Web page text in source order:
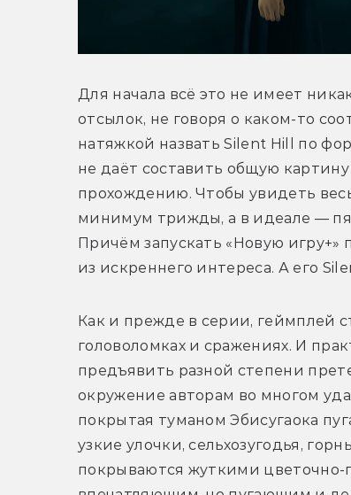
Для начала всё это не имеет
отсылок, не говоря о каком-то
натяжкой назвать Silent Hill по
не даёт составить общую
прохождению. Чтобы увидеть
минимум трижды, а в идеале —
Причём запускать «Новую игру+»
из искреннего интереса. А его
Как и прежде в серии, геймплей
головоломках и сражениях. И
предъявить разной степени
окружение авторам во многом
покрытая туманом Эбисугаока
узкие улочки, сельхозугодья,
покрываются жуткими цветочно-